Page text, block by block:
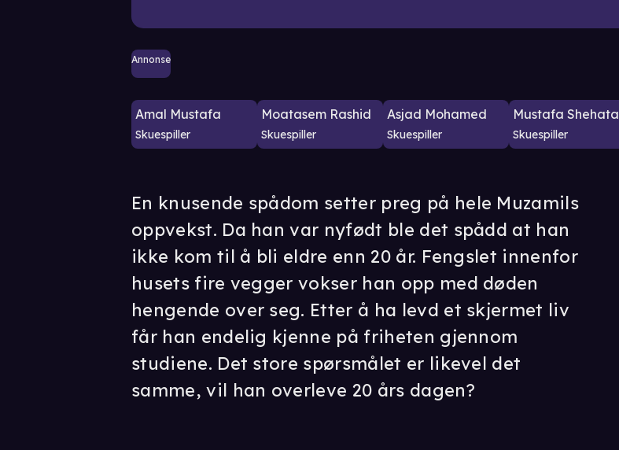
Annonse
Amal Mustafa
Skuespiller
Moatasem Rashid
Skuespiller
Asjad Mohamed
Skuespiller
Mustafa Shehata
Skuespiller
En knusende spådom setter preg på hele Muzamils
oppvekst. Da han var nyfødt ble det spådd at han
ikke kom til å bli eldre enn 20 år. Fengslet innenfor
husets fire vegger vokser han opp med døden
hengende over seg. Etter å ha levd et skjermet liv
får han endelig kjenne på friheten gjennom
studiene. Det store spørsmålet er likevel det
samme, vil han overleve 20 års dagen?